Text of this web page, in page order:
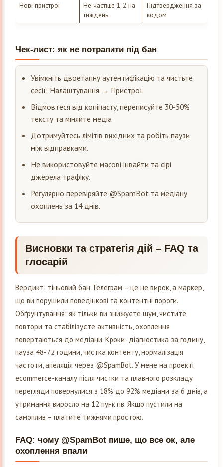
Нові пристрої
Не частіше 1-2 на
тиждень
Підтвердження за
кодом
Чек-лист: як не потрапити під бан
Увімкніть двоетапну аутентифікацію та чистьте
сесії: Налаштування → Пристрої.
Відмовтеся від копіпасту, переписуйте 30-50%
тексту та міняйте медіа.
Дотримуйтесь лімітів вихідних та робіть паузи
між відправками.
Не використовуйте масові інвайти та сірі
джерела трафіку.
Регулярно перевіряйте @SpamBot та медіану
охоплень за 14 днів.
Висновки та стратегія дій – FAQ та
глосарій
Вердикт: тіньовий бан Телеграм – це не вирок, а маркер,
що ви порушили поведінкові та контентні пороги.
Обґрунтування: як тільки ви знижуєте шум, чистите
повтори та стабілізуєте активність, охоплення
повертаються до медіани. Кроки: діагностика за годину,
пауза 48-72 години, чистка контенту, нормалізація
частоти, апеляція через @SpamBot. У мене на проекті
ecommerce-каналу після чистки та плавного розкладу
перегляди повернулися з 18% до 92% медіани за 6 днів, а
утримання виросло на 12 пунктів. Якщо пустили на
самоплив – платите тижнями простою.
FAQ: чому @SpamBot пише, що все ок, але
охоплення впали